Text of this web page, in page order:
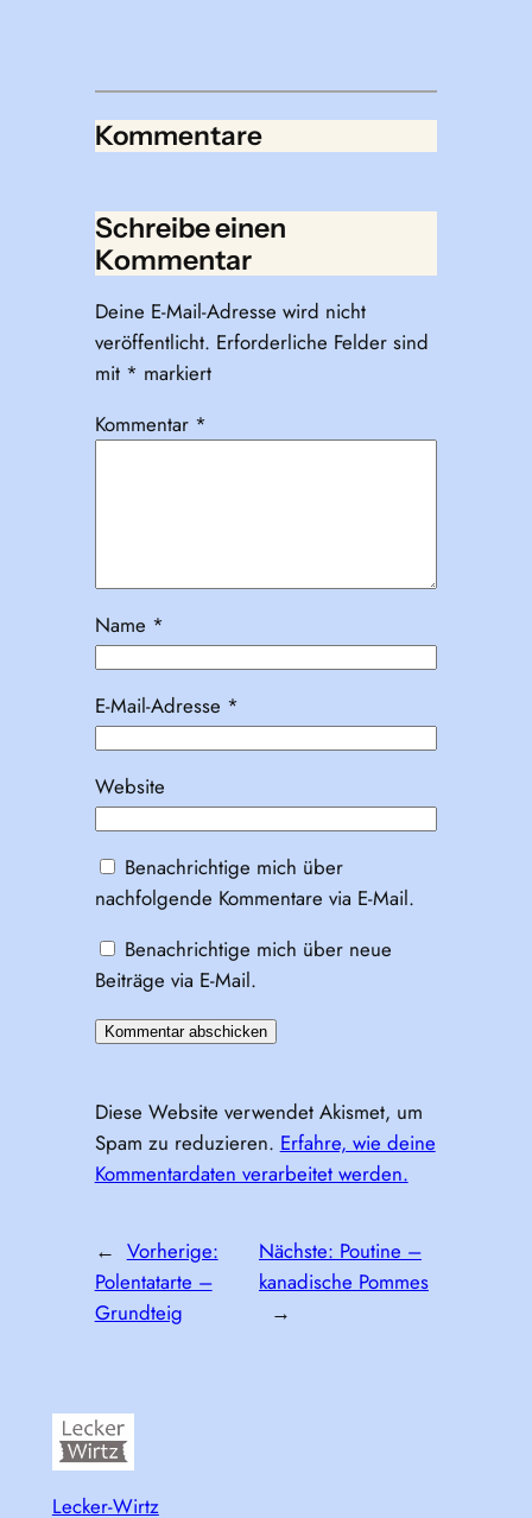
Kommentare
Schreibe einen
Kommentar
Deine E-Mail-Adresse wird nicht
veröffentlicht. Erforderliche Felder sind
mit * markiert
Kommentar *
Name *
E-Mail-Adresse *
Website
Benachrichtige mich über
nachfolgende Kommentare via E-Mail.
Benachrichtige mich über neue
Beiträge via E-Mail.
Diese Website verwendet Akismet, um
Spam zu reduzieren. Erfahre, wie deine
Kommentardaten verarbeitet werden.
← Vorherige:
Polentatarte –
Grundteig
Nächste: Poutine –
kanadische Pommes
→
Lecker-Wirtz